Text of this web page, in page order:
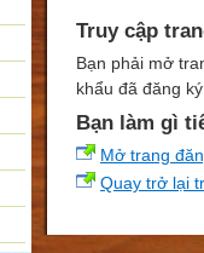
Truy cập
Bạn phải mở
khẩu đã đăng
Bạn làm gì
Mở trang
Quay trở lại